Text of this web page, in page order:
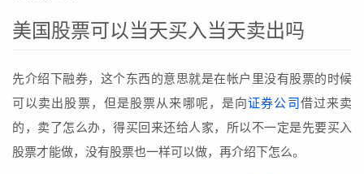
美国股票可以当天买入当天卖出吗
先介绍下融券，这个东西的意思就是在帐户里没有股票的时候
可以卖出股票，但是股票从来哪呢，是向证券公司借过来卖
的，卖了怎么办，得买回来还给人家，所以不一定是先要买入
股票才能做，没有股票也一样可以做，再介绍下怎么。